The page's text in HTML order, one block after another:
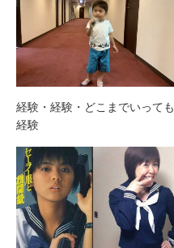
経験・経験・どこまでいっても
経験